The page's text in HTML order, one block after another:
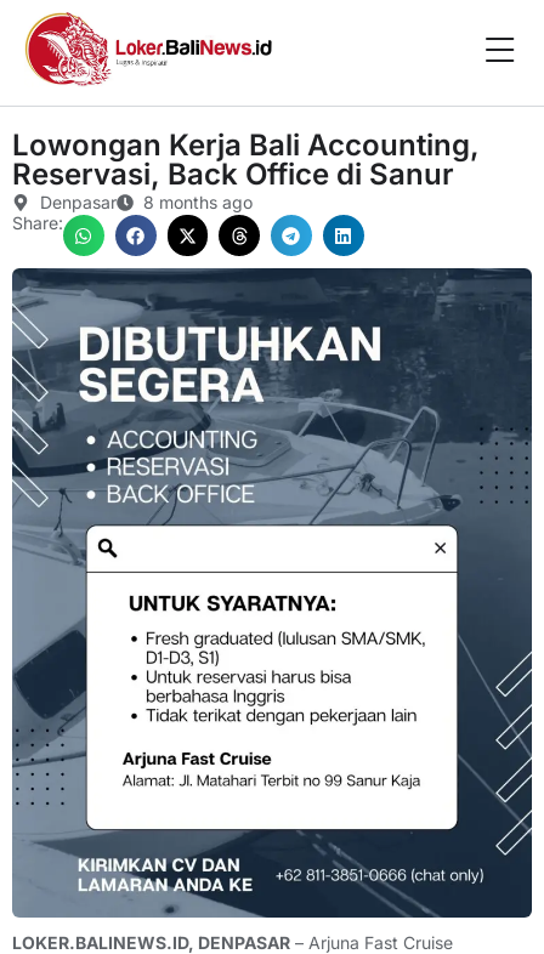
Lowongan Kerja Bali Accounting,
Reservasi, Back Office di Sanur
Denpasar
8 months ago
Share:
LOKER.BALINEWS.ID, DENPASAR – Arjuna Fast Cruise